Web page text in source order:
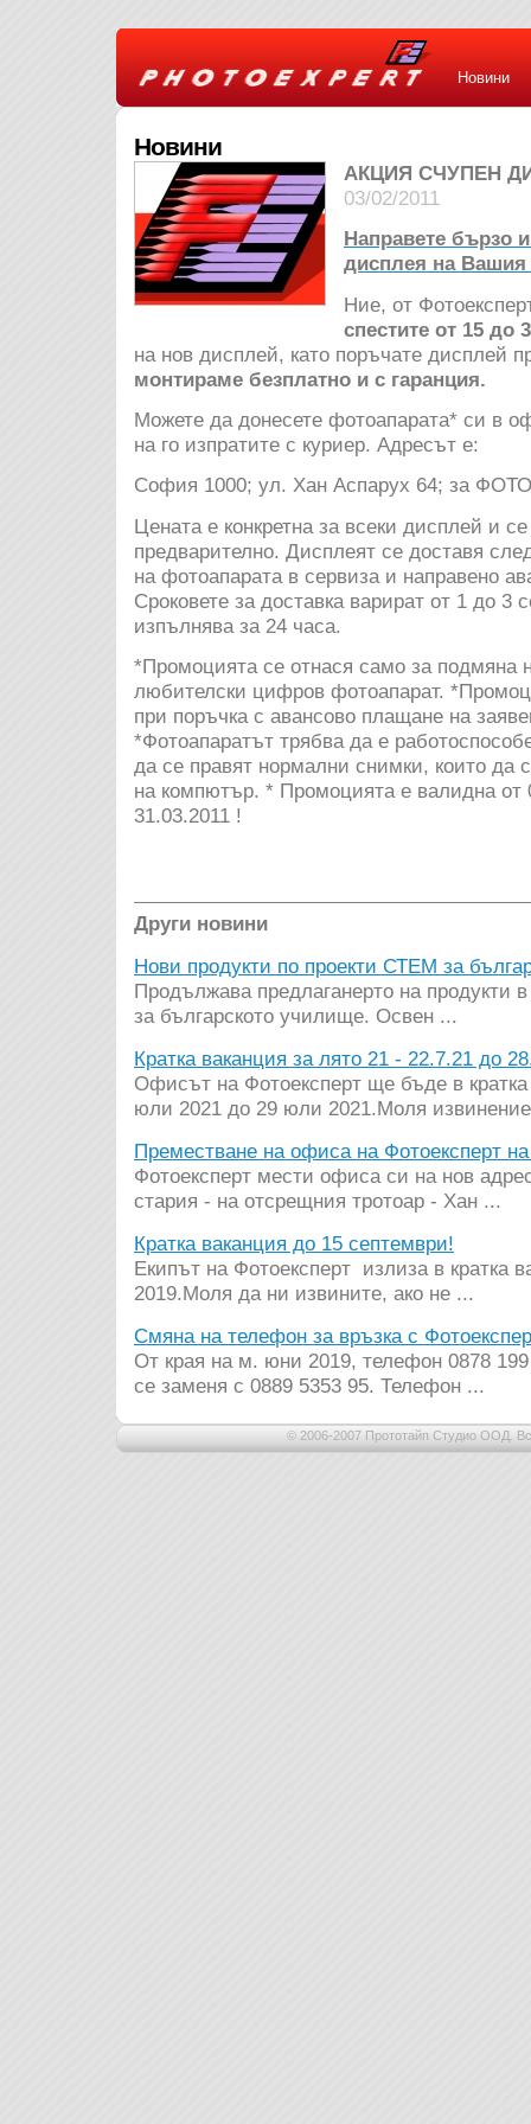
Новини
Новини
АКЦИЯ СЧУПЕН
03/02/2011
Направете бързо
дисплея на Вашия
Ние, от
спестите от 15 до
на нов дисплей, като поръчате дисплей
монтираме безплатно и с гаранция.
Можете да донесете фотоапарата* си в
на го изпратите с куриер. Адресът е:
София 1000; ул. Хан Аспарух 64; за
Цената е конкретна за всеки дисплей и
предварително. Дисплеят се доставя
на фотоапарата в сервиза и направено
Сроковете за доставка варират от 1 до
изпълнява за 24 часа.
*Промоцията се отнася само за подмяна
любителски цифров фотоапарат.
при поръчка с авансово плащане на
*Фотоапаратът трябва да е
да се правят нормални снимки, които да
на компютър. * Промоцията е валидна от
31.03.2011 !
Други новини
Нови продукти по проекти СТЕМ за
Продължава предлаганерто на продукти
за българското училище. Освен ...
Кратка ваканция за лято 21 - 22.7.21 до
Офисът на Фотоексперт ще бъде в кратка
юли 2021 до 29 юли 2021.Моля
Преместване на офиса на Фотоексперт
Фотоексперт мести офиса си на нов
стария - на отсрещния тротоар - Хан ...
Кратка ваканция до 15 септември!
Екипът на Фотоексперт излиза в кратка
2019.Моля да ни извините, ако не ...
Смяна на телефон за връзка с
От края на м. юни 2019, телефон 0878
се заменя с 0889 5353 95. Телефон ...
© 2006-2007 Прототайп Студио ООД.